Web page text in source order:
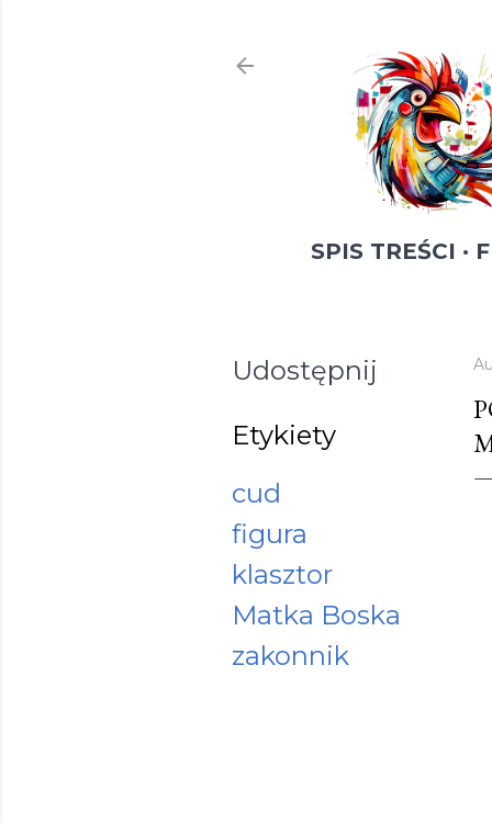
SPIS TREŚCI
Udostępnij
Etykiety
cud
figura
klasztor
Matka Boska
zakonnik